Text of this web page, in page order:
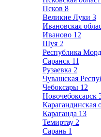
Псков 8
Великие Луки 3
Ивановская
Иваново 12
Шуя 2
Республика
Саранск 11
Рузаевка 2
Чувашская
Чебоксары 12
Новочебоксарск
Карагандинская
Караганда 13
Темиртау 2
Сарань 1